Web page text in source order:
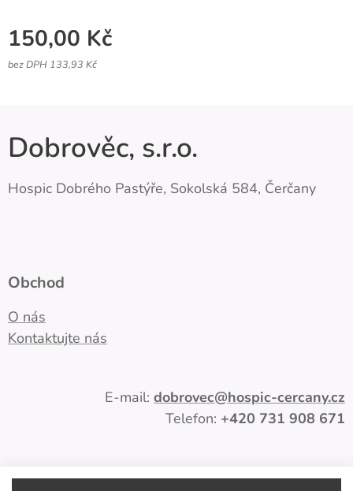
150,00 Kč
bez DPH 133,93 Kč
Dobrověc, s.r.o.
Hospic Dobrého Pastýře, Sokolská 584, Čerčany
Obchod
O nás
Kontaktujte nás
E-mail: dobrovec@hospic-cercany.cz
Telefon: +420 731 908 671